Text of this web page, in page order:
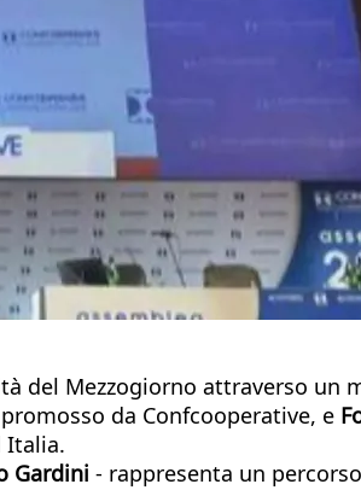
del Mezzogiorno attraverso
da Confcooperative, e
Italia.
Gardini - rappresenta un